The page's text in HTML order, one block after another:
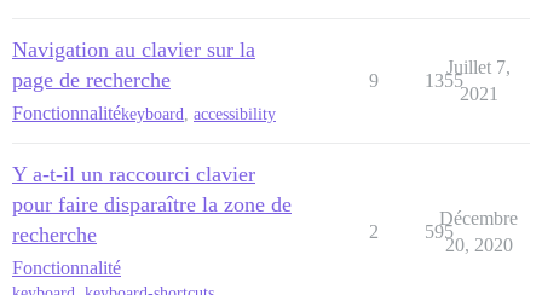
Navigation au clavier sur la
page de recherche
Fonctionnalitékeyboard accessibility
9 1355
Juillet 7,
2021
Y a-t-il un raccourci clavier
pour faire disparaître la zone de
recherche
Fonctionnalité
2 595
Décembre
20, 2020